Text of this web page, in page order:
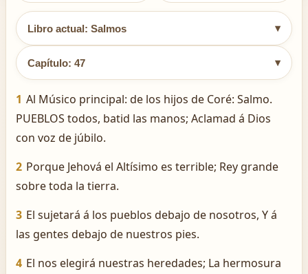
Libro actual: Salmos ▾
Capítulo: 47 ▾
1 Al Músico principal: de los hijos de Coré: Salmo.
PUEBLOS todos, batid las manos; Aclamad á Dios
con voz de júbilo.
2 Porque Jehová el Altísimo es terrible; Rey grande
sobre toda la tierra.
3 El sujetará á los pueblos debajo de nosotros, Y á
las gentes debajo de nuestros pies.
4 El nos elegirá nuestras heredades; La hermosura